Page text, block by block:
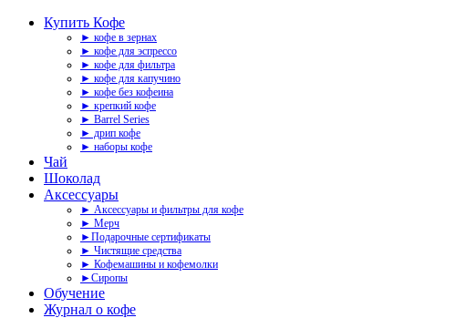
Купить Кофе
► кофе в зернах
► кофе для эспрессо
► кофе для фильтра
► кофе для капучино
► кофе без кофеина
► крепкий кофе
► Barrel Series
► дрип кофе
► наборы кофе
Чай
Шоколад
Аксессуары
► Аксессуары и фильтры для кофе
► Мерч
►Подарочные сертификаты
► Чистящие средства
► Кофемашины и кофемолки
►Сиропы
Обучение
Журнал о кофе